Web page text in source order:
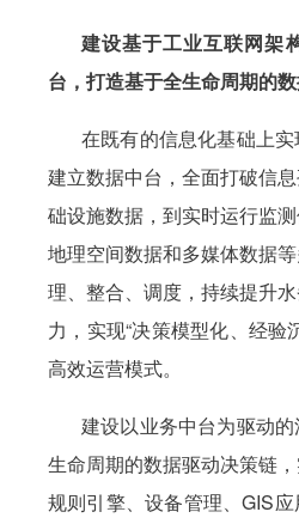
建设基于工业互联网架
台，打造基于全生命周期的
在既有的信息化基础上实
建立数据中台，全面打破信
础设施数据，到实时运行监测
地理空间数据和多媒体数据
理、整合、调度，持续提升
力，实现“决策模型化、经验
高效运营模式。
建设以业务中台为驱动
生命周期的数据驱动决策链，
规则引擎、设备管理、GIS